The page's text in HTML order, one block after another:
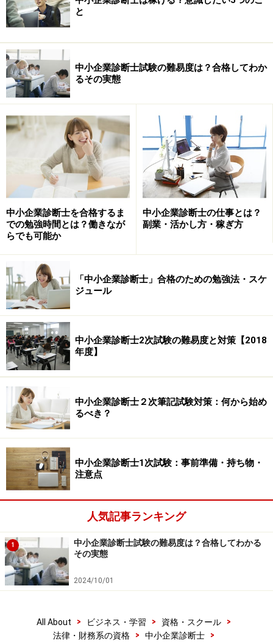
怠らない」
稼げる中小企業診断士は「行動力がある」
稼げる中小企業診断士は「プロとしての専
門性を発揮できる」
中小企業診断士は、経営全般の知識を有すゼネラリスト
資格であると言われています。
【中小企業診断士】税理士・社労士・行政書士との違い
でも述べたように、税理士の税務や社会保険労務士の労
務のように、特定の業務に特化して仕事をするわけでは
ありません。
一方で、中小企業診断士業界の中で存在感を発揮するた
めには、「自分の得意分野や強み」を明確にする
あります。
中小企業診断士業界では、自分自身の専門外の仕事は他
の中小企業診断士を紹介する
例えば私の場合、中小企業診断士登録1年目は、ネイリ
ストやネイルサロンの店長・マネージャー経験をPRして
「美容業界専門のコンサルタント・講師」として認知し
てもらうように務めました。
その甲斐あって、「美容」のキーワードで名前を思い出
してもらえるようになり、たくさんの仕事をご紹介頂い
たため、登録後９カ月で独立に至りました。
私のように特定の業界を専門とする中小企業診断士もい
れば、ITやブランディングなど特定分野に特化する方、
研修・セミナーなど講師業に特化する方など、一口に専
専門分野がないと、誰にでもできる安価な仕事しか回っ
と
中小企業診断士試験の難易度は？合格してわか
るその実態
中小企業診断士を合格するま
での勉強時間とは？働きなが
らでも可能か
中小企業診断士の仕事とは？
副業・活かし方・稼ぎ方
「中小企業診断士」合格のための勉強法・スケ
ジュール
中小企業診断士2次試験の難易度と対策【2018
年度】
中小企業診断士２次筆記試験対策：何から始め
るべき？
中小企業診断士1次試験：事前準備・持ち物・
注意点
人気記事ランキング
1
中小企業診断士試験の難易度は？合格してわかる
その実態
2024/10/01
All About > ビジネス・学習 > 資格・スクール
>
法律・財務系の資格
> 中小企業診断士 >